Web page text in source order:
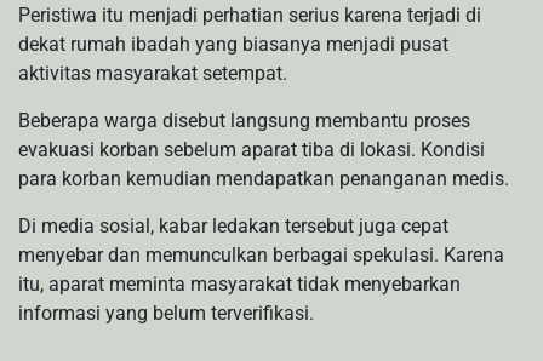
Peristiwa itu menjadi perhatian serius karena terjadi di
dekat rumah ibadah yang biasanya menjadi pusat
aktivitas masyarakat setempat.
Beberapa warga disebut langsung membantu proses
evakuasi korban sebelum aparat tiba di lokasi. Kondisi
para korban kemudian mendapatkan penanganan medis.
Di media sosial, kabar ledakan tersebut juga cepat
menyebar dan memunculkan berbagai spekulasi. Karena
itu, aparat meminta masyarakat tidak menyebarkan
informasi yang belum terverifikasi.